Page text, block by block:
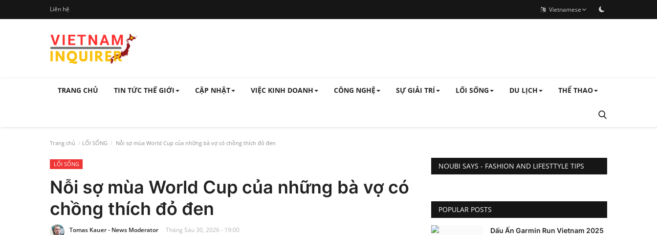
Liên hệ Vietnamese
TRANG CHỦ TIN TỨC THẾ GIỚI CẬP NHẬT VIỆC KINH DOANH CÔNG NGHỆ SỰ GIẢI TRÍ LỐI SỐNG DU LỊCH THỂ THAO
Trang chủ LỐI SỐNG Nỗi sợ mùa World Cup của những bà vợ có chồng thích đỏ đen
LỐI SỐNG
Nỗi sợ mùa World Cup của những bà vợ có
chồng thích đỏ đen
Tomas Kauer - News Moderator Tháng Sáu 30, 2026 - 19:00
NOUBI SAYS - FASHION AND LIFESTTYLE TIPS
POPULAR POSTS
Dấu Ấn Garmin Run Vietnam 2025